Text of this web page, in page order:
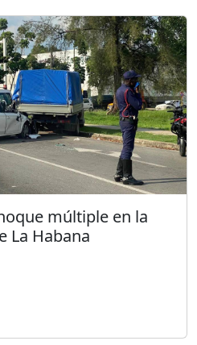
múltiple en la
La Habana